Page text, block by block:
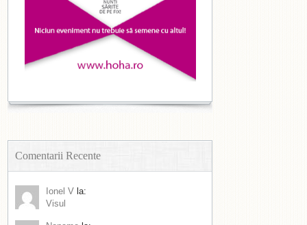
Comentarii Recente
Ionel V la:
Visul